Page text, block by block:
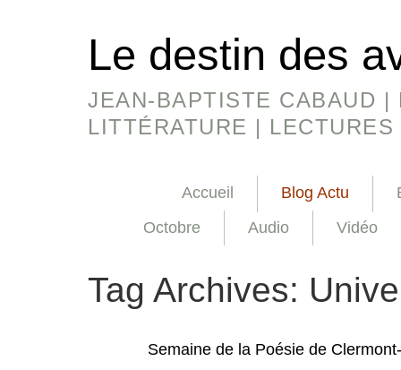
Le destin des
JEAN-BAPTISTE CABAUD
LITTÉRATURE |
Accueil Blog Actu
Octobre
Audio Vidéo
Tag Archives:
Semaine de la Poésie de